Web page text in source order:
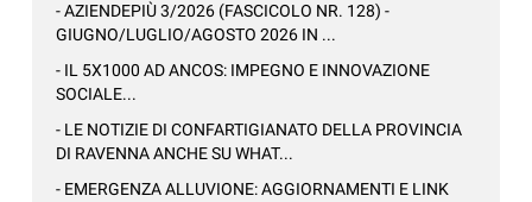
- AZIENDEPIÙ 3/2026 (FASCICOLO NR. 128) -
GIUGNO/LUGLIO/AGOSTO 2026 IN ...
- IL 5X1000 AD ANCOS: IMPEGNO E INNOVAZIONE
SOCIALE...
- LE NOTIZIE DI CONFARTIGIANATO DELLA PROVINCIA
DI RAVENNA ANCHE SU WHAT...
- EMERGENZA ALLUVIONE: AGGIORNAMENTI E LINK